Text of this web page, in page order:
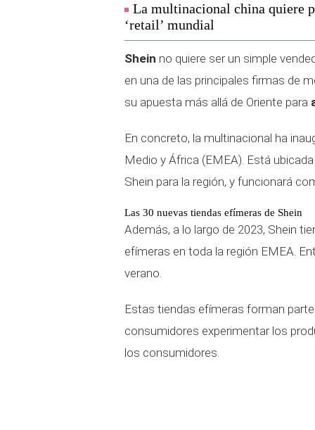
La multinacional china quiere
‘retail’ mundial
Shein no quiere ser un simple
en una de las principales firmas de
su apuesta más allá de Oriente para
En concreto, la multinacional ha
Medio y África (EMEA). Está
Shein para la región, y funcionará
Las 30 nuevas tiendas efímeras de Shein
Además, a lo largo de 2023, Shein
efímeras en toda la región EMEA.
verano.
Estas tiendas efímeras forman
consumidores experimentar los
los consumidores.